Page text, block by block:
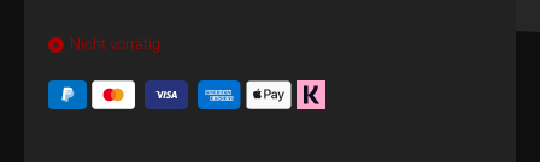
Nicht vorrätig